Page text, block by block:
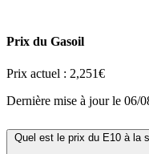
Prix du Gasoil
Prix actuel : 2,251€
Dernière mise à jour le 06/
Quel est le prix du E10 à la